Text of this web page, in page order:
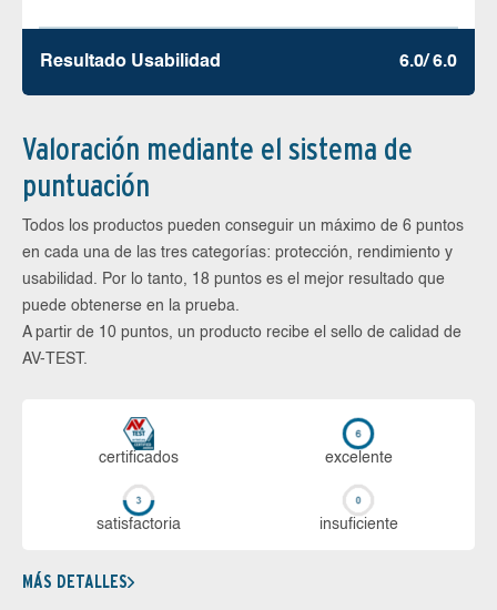
Resultado Usabilidad 6.0/ 6.0
Valoración mediante el sistema de
puntuación
Todos los productos pueden conseguir un máximo de 6 puntos
en cada una de las tres categorías: protección, rendimiento y
usabilidad. Por lo tanto, 18 puntos es el mejor resultado que
puede obtenerse en la prueba.
A partir de 10 puntos, un producto recibe el sello de calidad de
AV-TEST.
certi­ficados ex­ce­len­te
sa­tis­fac­to­ria in­su­fi­cien­te
MÁS DETALLES